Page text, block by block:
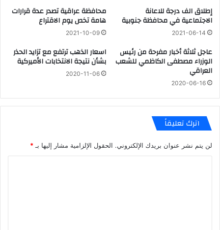
إطلاق الف درجة للاعانة
الاجتماعية في محافظة جنوبية
2021-06-14
محافظة عراقية تصدر عدة قرارات
هامة تخص يوم الاقتراع
2021-10-09
عاجل ثلاثة أخبار مفرحة من رئيس
الوزراء مصطفى الكاظمي للشعب
العراقي
2020-06-16
اسعار الذهب ترتفع مع تزايد الحذر
بشأن نتيجة الانتخابات الأميركية
2020-11-06
اترك تعليقاً
لن يتم نشر عنوان بريدك الإلكتروني. الحقول الإلزامية مشار إليها بـ *